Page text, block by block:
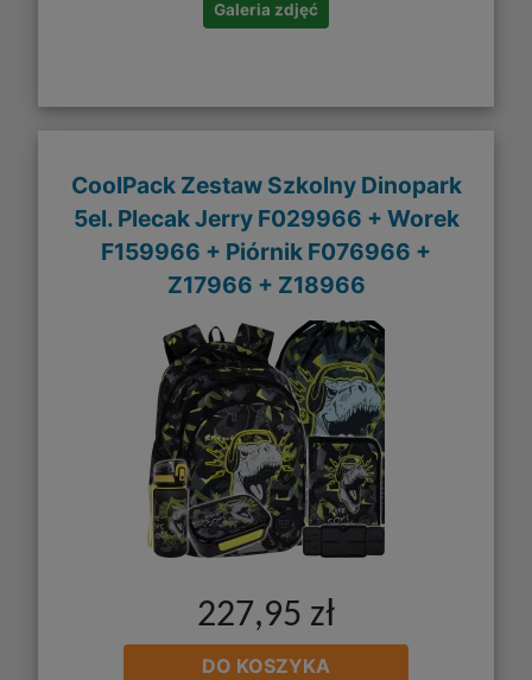
Galeria zdjęć
CoolPack Zestaw Szkolny Dinopark
5el. Plecak Jerry F029966 + Worek
F159966 + Piórnik F076966 +
Z17966 + Z18966
227,95 zł
DO KOSZYKA